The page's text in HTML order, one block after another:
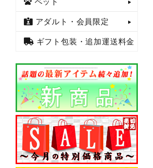
アダルト・会員限定
ギフト包装・追加運送料金